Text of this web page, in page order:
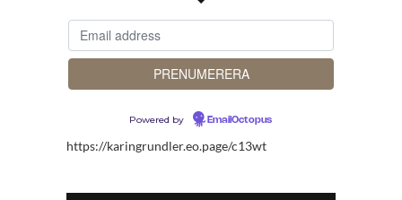
Powered by EmailOctopus
https://karingrundler.eo.page/c13wt